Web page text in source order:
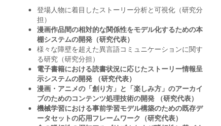
登場人物に着目したストーリー分析と可視化（研究分
担）
漫画作品間の相対的な関係性をモデル化するための本
棚システムの開発（研究代表）
様々な障壁を超えた異言語コミュニケーションに関す
る研究（研究分担）
電子書籍における読書状況に応じたストーリー情報呈
示システムの開発 （研究代表）
漫画・アニメの「創り方」と「楽しみ方」のアーカイ
ブのためのコンテンツ処理技術の開発 （研究代表）
機械学習における事前学習モデル構築のための既存デ
ータセットの応用フレームワーク（研究代表）